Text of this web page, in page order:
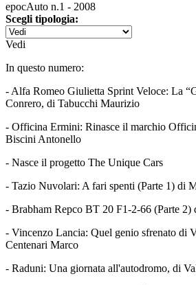
epocAuto n.1 - 2008
Scegli tipologia:
Vedi
In questo numero:
- Alfa Romeo Giulietta Sprint Veloce: La
Conrero, di Tabucchi Maurizio
- Officina Ermini: Rinasce il marchio
Biscini Antonello
- Nasce il progetto The Unique Cars
- Tazio Nuvolari: A fari spenti (Parte 1) di
- Brabham Repco BT 20 F1-2-66 (Parte
- Vincenzo Lancia: Quel genio sfrenato di
Centenari Marco
- Raduni: Una giornata all'autodromo, di